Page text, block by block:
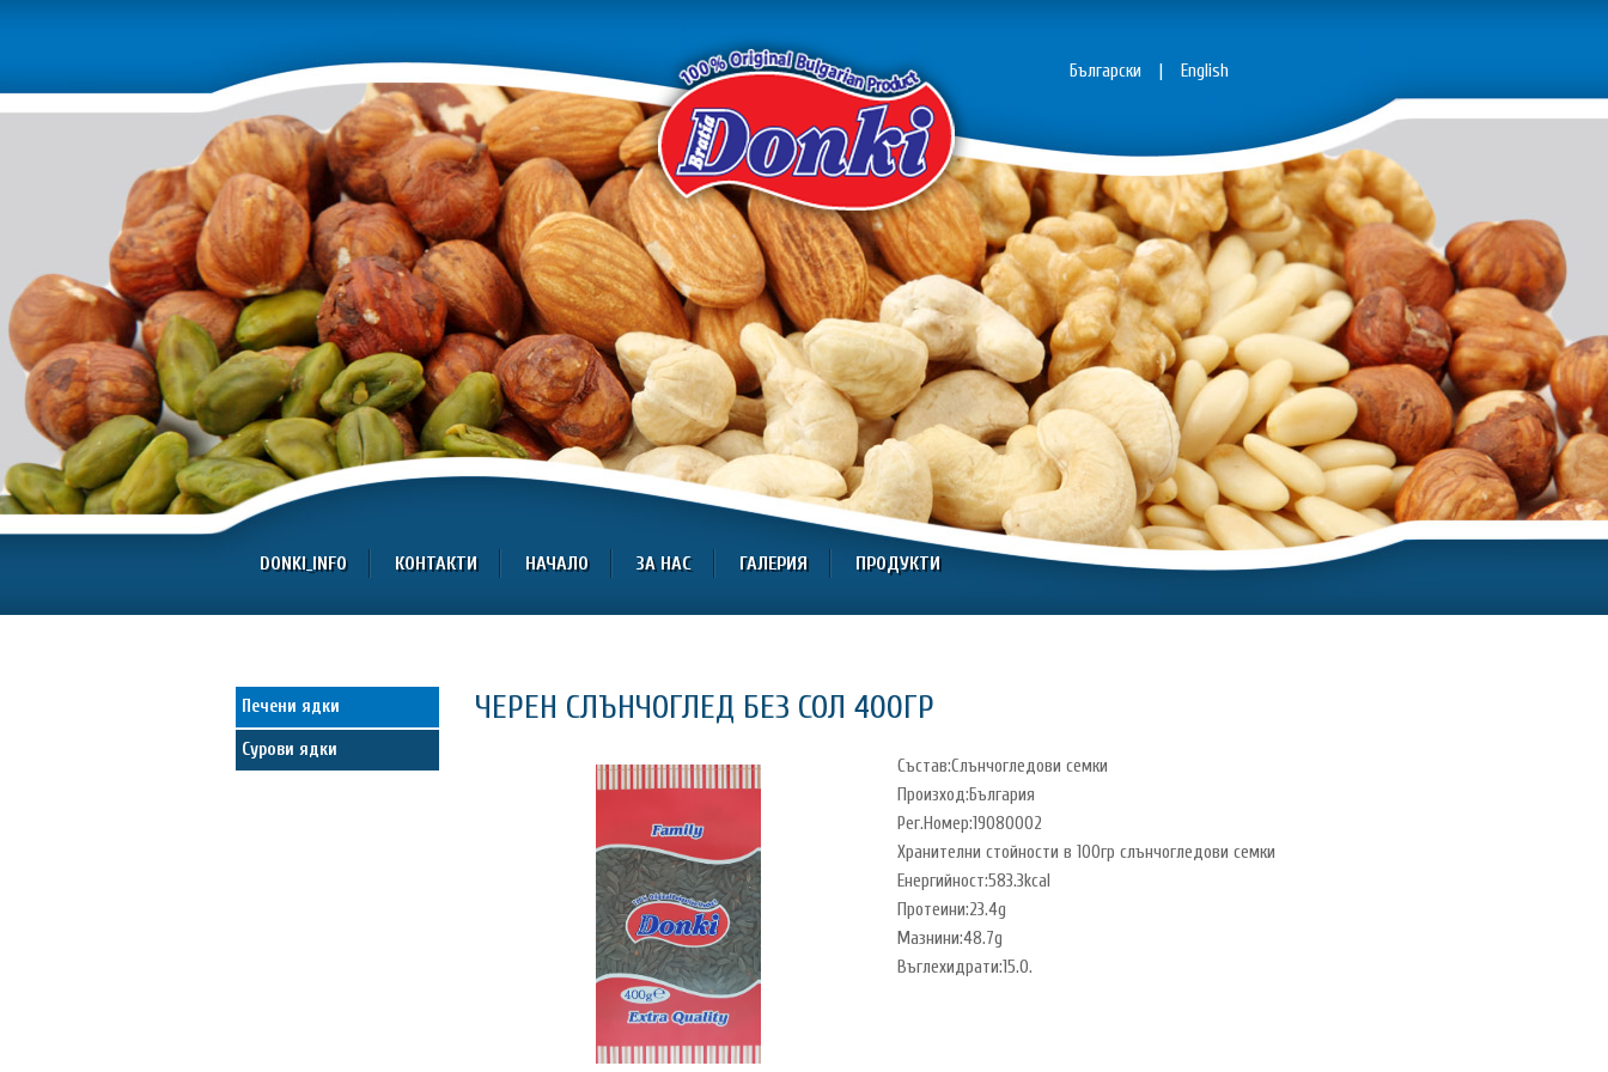
Български English
DONKI_INFO КОНТАКТИ НАЧАЛО ЗА НАС ГАЛЕРИЯ ПРОДУКТИ
Печени ядки
Сурови ядки
ЧЕРЕН СЛЪНЧОГЛЕД БЕЗ СОЛ 400ГР
Състав:Слънчогледови семки
Произход:България
Рег.Номер:19080002
Хранителни стойности в 100гр слънчогледови семки
Енергийност:583.3kcal
Протеини:23.4g
Мазнини:48.7g
Въглехидрати:15.0.